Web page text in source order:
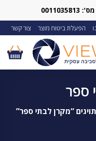
הפעלת ביטוח מוצר צור קשר
ספר
“מקרן לבתי ספר”